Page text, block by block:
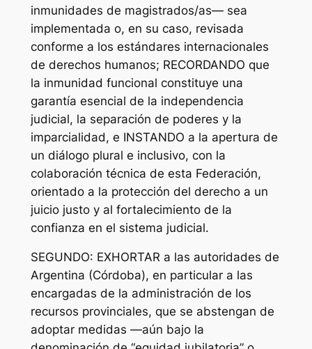
inmunidades de magistrados/as— sea
implementada o, en su caso, revisada
conforme a los estándares internacionales
de derechos humanos; RECORDANDO que
la inmunidad funcional constituye una
garantía esencial de la independencia
judicial, la separación de poderes y la
imparcialidad, e INSTANDO a la apertura de
un diálogo plural e inclusivo, con la
colaboración técnica de esta Federación,
orientado a la protección del derecho a un
juicio justo y al fortalecimiento de la
confianza en el sistema judicial.
SEGUNDO: EXHORTAR a las autoridades de
Argentina (Córdoba), en particular a las
encargadas de la administración de los
recursos provinciales, que se abstengan de
adoptar medidas —aún bajo la